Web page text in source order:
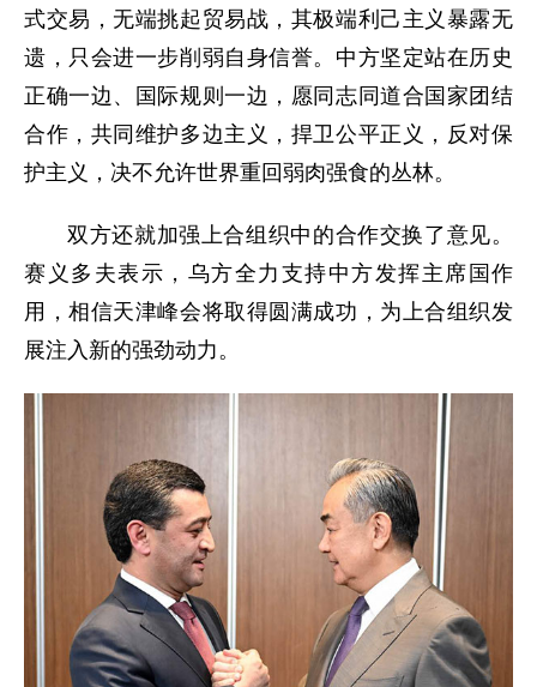
式交易，无端挑起贸易战，其极端利己主义暴露无
遗，只会进一步削弱自身信誉。中方坚定站在历史
正确一边、国际规则一边，愿同志同道合国家团结
合作，共同维护多边主义，捍卫公平正义，反对保
护主义，决不允许世界重回弱肉强食的丛林。
双方还就加强上合组织中的合作交换了意见。
赛义多夫表示，乌方全力支持中方发挥主席国作
用，相信天津峰会将取得圆满成功，为上合组织发
展注入新的强劲动力。